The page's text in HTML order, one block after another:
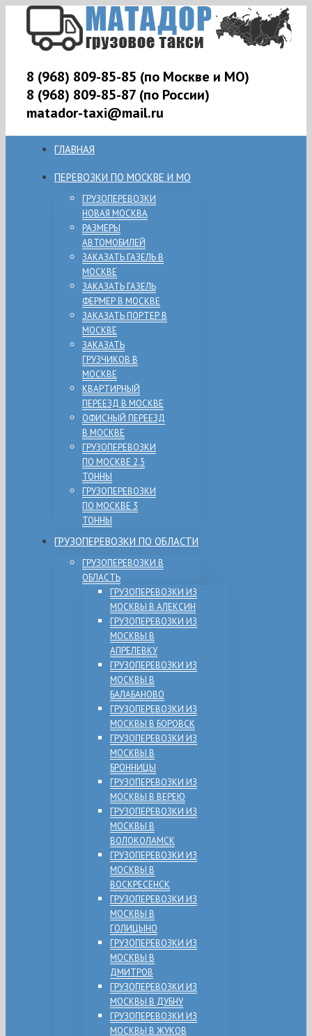
8 (968) 809-85-85 (по Москве и МО)
8 (968) 809-85-87 (по России)
matador-taxi@mail.ru
ГЛАВНАЯ
ПЕРЕВОЗКИ ПО МОСКВЕ И МО
ГРУЗОПЕРЕВОЗКИ
НОВАЯ МОСКВА
РАЗМЕРЫ
АВТОМОБИЛЕЙ
ЗАКАЗАТЬ ГАЗЕЛЬ В
МОСКВЕ
ЗАКАЗАТЬ ГАЗЕЛЬ
ФЕРМЕР В МОСКВЕ
ЗАКАЗАТЬ ПОРТЕР В
МОСКВЕ
ЗАКАЗАТЬ
ГРУЗЧИКОВ В
МОСКВЕ
КВАРТИРНЫЙ
ПЕРЕЕЗД В МОСКВЕ
ОФИСНЫЙ ПЕРЕЕЗД
В МОСКВЕ
ГРУЗОПЕРЕВОЗКИ
ПО МОСКВЕ 2,5
ТОННЫ
ГРУЗОПЕРЕВОЗКИ
ПО МОСКВЕ 3
ТОННЫ
ГРУЗОПЕРЕВОЗКИ ПО ОБЛАСТИ
ГРУЗОПЕРЕВОЗКИ В
ОБЛАСТЬ
ГРУЗОПЕРЕВОЗКИ ИЗ
МОСКВЫ В АЛЕКСИН
ГРУЗОПЕРЕВОЗКИ ИЗ
МОСКВЫ В
АПРЕЛЕВКУ
ГРУЗОПЕРЕВОЗКИ ИЗ
МОСКВЫ В
БАЛАБАНОВО
ГРУЗОПЕРЕВОЗКИ ИЗ
МОСКВЫ В БОРОВСК
ГРУЗОПЕРЕВОЗКИ ИЗ
МОСКВЫ В
БРОННИЦЫ
ГРУЗОПЕРЕВОЗКИ ИЗ
МОСКВЫ В ВЕРЕЮ
ГРУЗОПЕРЕВОЗКИ ИЗ
МОСКВЫ В
ВОЛОКОЛАМСК
ГРУЗОПЕРЕВОЗКИ ИЗ
МОСКВЫ В
ВОСКРЕСЕНСК
ГРУЗОПЕРЕВОЗКИ ИЗ
МОСКВЫ В
ГОЛИЦЫНО
ГРУЗОПЕРЕВОЗКИ ИЗ
МОСКВЫ В
ДМИТРОВ
ГРУЗОПЕРЕВОЗКИ ИЗ
МОСКВЫ В ДУБНУ
ГРУЗОПЕРЕВОЗКИ ИЗ
МОСКВЫ В ЖУКОВ